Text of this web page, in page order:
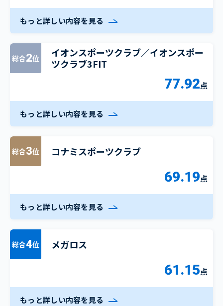
もっと詳しい内容を見る
総合2位
イオンスポーツクラブ／イオンスポー
ツクラブ3FIT
77.92点
もっと詳しい内容を見る
総合3位 コナミスポーツクラブ
69.19点
もっと詳しい内容を見る
総合4位 メガロス
61.15点
もっと詳しい内容を見る